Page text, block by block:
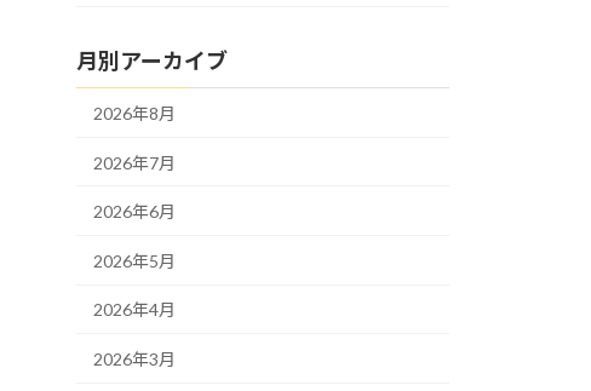
月別アーカイブ
2026年8月
2026年7月
2026年6月
2026年5月
2026年4月
2026年3月